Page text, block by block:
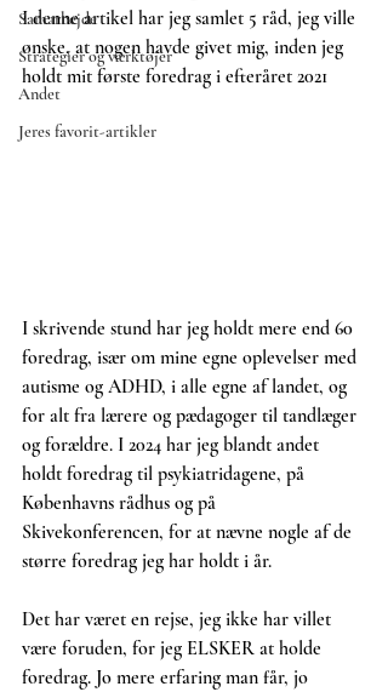
Samarbejde
Strategier og værktøjer
Andet
Jeres favorit-artikler
I denne artikel har jeg samlet 5 råd, jeg ville
ønske, at nogen havde givet mig, inden jeg
holdt mit første foredrag i efteråret 2021
I skrivende stund har jeg holdt mere end 60
foredrag, især om mine egne oplevelser med
autisme og ADHD, i alle egne af landet, og
for alt fra lærere og pædagoger til tandlæger
og forældre. I 2024 har jeg blandt andet
holdt foredrag til psykiatridagene, på
Københavns rådhus og på
Skivekonferencen, for at nævne nogle af de
større foredrag jeg har holdt i år.
Det har været en rejse, jeg ikke har villet
være foruden, for jeg ELSKER at holde
foredrag. Jo mere erfaring man får, jo